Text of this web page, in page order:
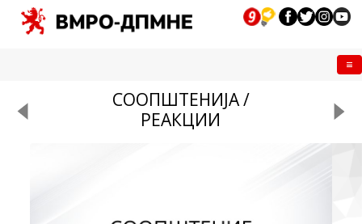
СООПШТЕНИЈА /
РЕАКЦИИ